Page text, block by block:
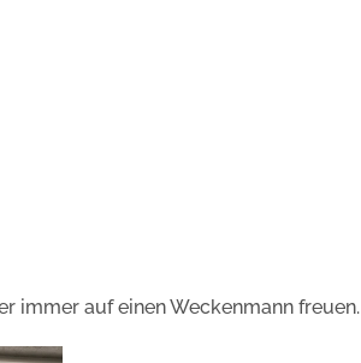
immer auf einen Weckenmann freuen.